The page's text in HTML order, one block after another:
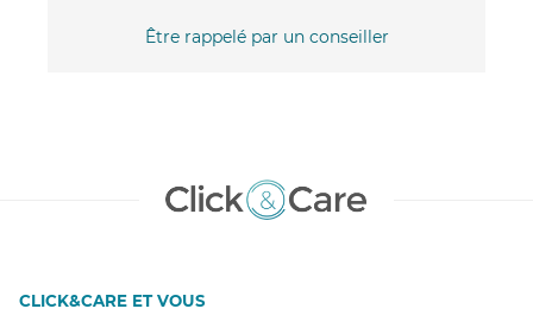
Être rappelé par un conseiller
CLICK&CARE ET VOUS